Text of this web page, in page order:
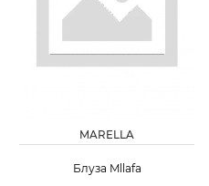
MARELLA
Блуза Mllafa